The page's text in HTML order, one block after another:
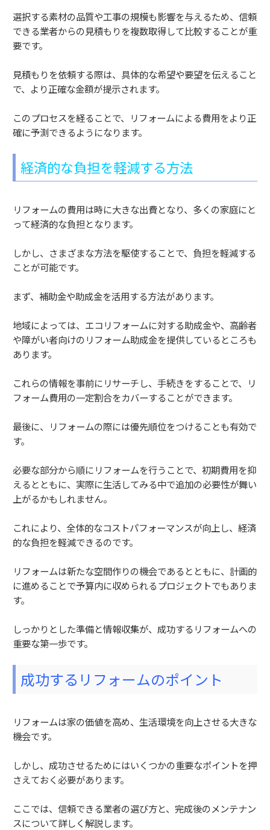
選択する素材の品質や工事の規模も影響を与えるため、信頼
できる業者からの見積もりを複数取得して比較することが重
要です。
見積もりを依頼する際は、具体的な希望や要望を伝えること
で、より正確な金額が提示されます。
このプロセスを経ることで、リフォームによる費用をより正
確に予測できるようになります。
経済的な負担を軽減する方法
リフォームの費用は時に大きな出費となり、多くの家庭にと
って経済的な負担となります。
しかし、さまざまな方法を駆使することで、負担を軽減する
ことが可能です。
まず、補助金や助成金を活用する方法があります。
地域によっては、エコリフォームに対する助成金や、高齢者
や障がい者向けのリフォーム助成金を提供しているところも
あります。
これらの情報を事前にリサーチし、手続きをすることで、リ
フォーム費用の一定割合をカバーすることができます。
最後に、リフォームの際には優先順位をつけることも有効で
す。
必要な部分から順にリフォームを行うことで、初期費用を抑
えるとともに、実際に生活してみる中で追加の必要性が舞い
上がるかもしれません。
これにより、全体的なコストパフォーマンスが向上し、経済
的な負担を軽減できるのです。
リフォームは新たな空間作りの機会であるとともに、計画的
に進めることで予算内に収められるプロジェクトでもありま
す。
しっかりとした準備と情報収集が、成功するリフォームへの
重要な第一歩です。
成功するリフォームのポイント
リフォームは家の価値を高め、生活環境を向上させる大きな
機会です。
しかし、成功させるためにはいくつかの重要なポイントを押
さえておく必要があります。
ここでは、信頼できる業者の選び方と、完成後のメンテナン
スについて詳しく解説します。